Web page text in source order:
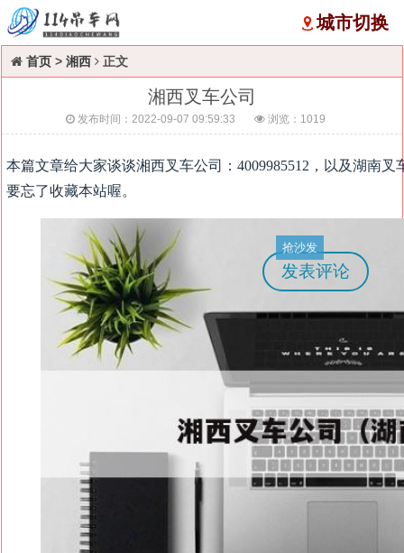
城市切换
首页 > 湘西 正文
湘西叉车公司
发布时间：2022-09-07 09:59:33 浏览： 1019
抢沙发
发表评论
本篇文章给大家谈谈湘西叉车公司：4009985512，以及湖南
要忘了收藏本站喔。